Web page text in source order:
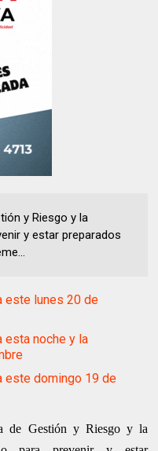
y Riesgo y la
y estar preparados
este lunes 20 de
esta noche y la
este domingo 19 de
de Gestión y Riesgo y la